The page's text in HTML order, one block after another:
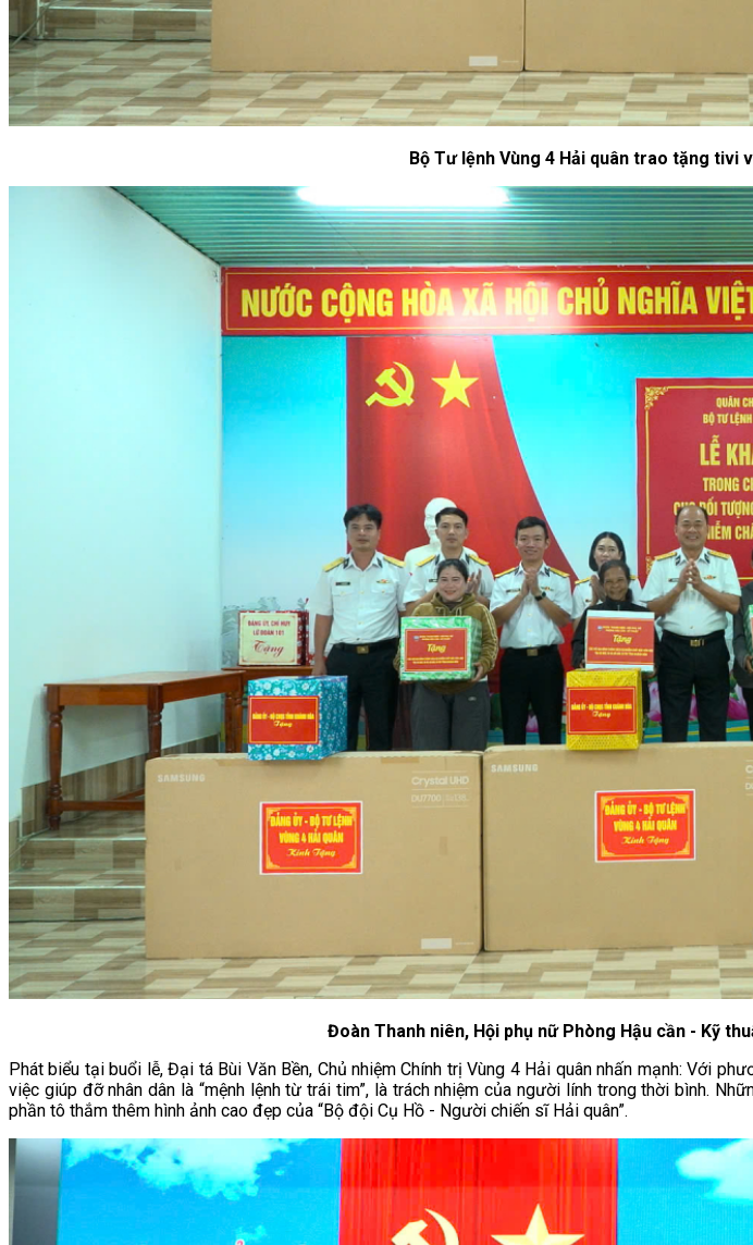
Bộ Tư lệnh Vùng 4 Hải quân trao tặng tivi
Đoàn Thanh niên, Hội phụ nữ Phòng Hậu cần - Kỹ
Phát biểu tại buổi lễ, Đại tá Bùi Văn Bền, Chủ nhiệm Chính trị Vùng 4 Hải quân nhấn mạnh: Với
việc giúp đỡ nhân dân là “mệnh lệnh từ trái tim”, là trách nhiệm của người lính trong thời bình.
phần tô thắm thêm hình ảnh cao đẹp của “Bộ đội Cụ Hồ - Người chiến sĩ Hải quân”.